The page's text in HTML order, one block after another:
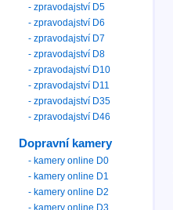
- zpravodajství D5
- zpravodajství D6
- zpravodajství D7
- zpravodajství D8
- zpravodajství D10
- zpravodajství D11
- zpravodajství D35
- zpravodajství D46
Dopravní kamery
- kamery online D0
- kamery online D1
- kamery online D2
- kamery online D3